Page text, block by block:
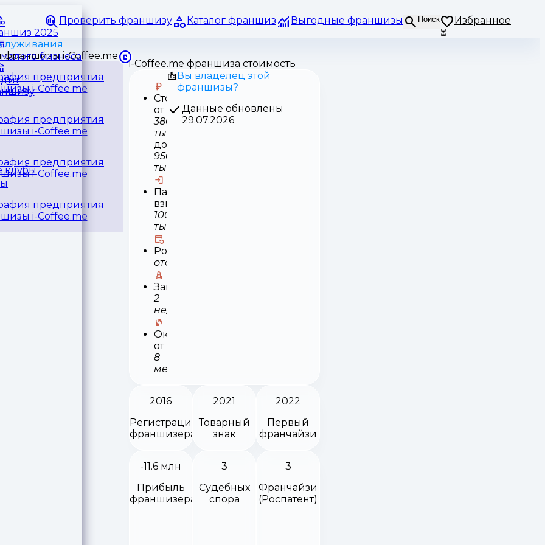
Проверить франшизу Каталог франшиз Выгодные франшизы Поиск
Избранное
⏳
2025
бизнеса
клубы
i-Coffee.me франшиза стоимость
Стоимость
от
380
тыс
до
950
тыс
Паушальный
взнос
100
тыс
Роялти
отсутствует
Запуск
2
недели
Окупаемость
от
8
месяцев
Вы владелец этой
франшизы?
Данные обновлены
29.07.2026
2016
Регистрация
франшизера
2021
Товарный
знак
2022
Первый
франчайзи
-11.6 млн
Прибыль
франшизера
3
Судебных
спора
3
Франчайзи
(Роспатент)